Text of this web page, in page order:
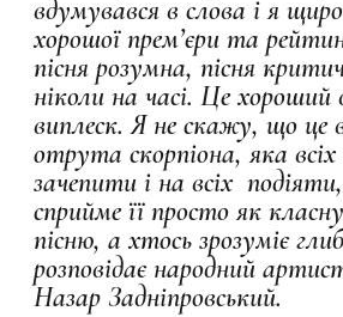
вдумувався в слова і я
хорошої прем’єри та
пісня розумна, пісня
ніколи на часі. Це хороший
виплеск. Я не скажу, що це
отрута скорпіона, яка
зачепити і на всіх
сприйме її просто як
пісню, а хтось зрозуміє
розповідає народний
Назар Задніпровський.